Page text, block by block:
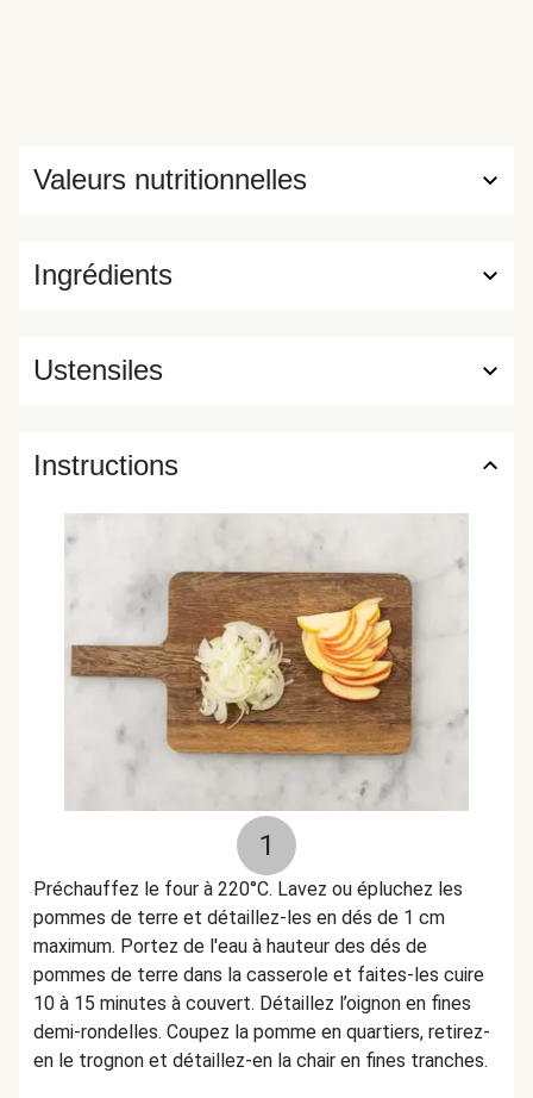
Ingrédients
Valeurs nutritionnelles
Ustensiles
Instructions
1
Préchauffez le four à 220°C. Lavez ou épluchez les
pommes de terre et détaillez-les en dés de 1 cm
maximum. Portez de l'eau à hauteur des dés de
pommes de terre dans la casserole et faites-les cuire
10 à 15 minutes à couvert. Détaillez l’oignon en fines
demi-rondelles. Coupez la pomme en quartiers, retirez-
en le trognon et détaillez-en la chair en fines tranches.